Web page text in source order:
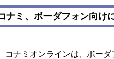
ナミ、ボーダフォン向け
コナミオンラインは、ボーダ